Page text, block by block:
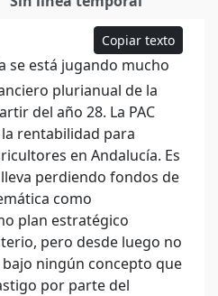
Copiar texto
se está jugando mucho
plurianual de la
del año 28. La PAC
rentabilidad para
en Andalucía. Es
perdiendo fondos de
como
plan estratégico
pero desde luego no
ningún concepto que
por parte del